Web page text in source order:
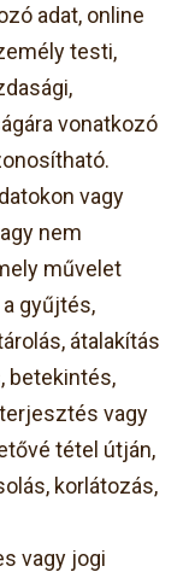
adat, online
testi,
vonatkozó
vagy
nem
művelet
gyűjtés,
átalakítás
betekintés,
vagy
tétel útján,
korlátozás,
vagy jogi